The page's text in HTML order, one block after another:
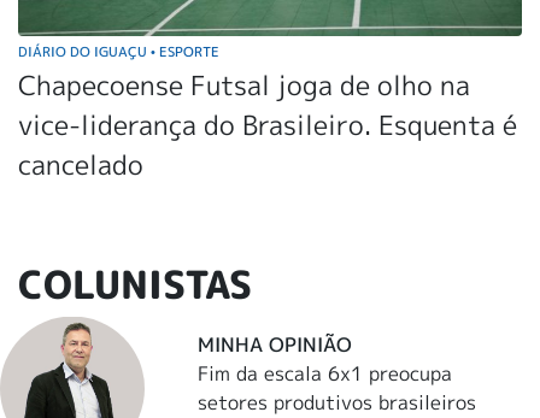
DIÁRIO DO IGUAÇU • ESPORTE
Chapecoense Futsal joga de olho na
vice-liderança do Brasileiro. Esquenta é
cancelado
COLUNISTAS
MINHA OPINIÃO
Fim da escala 6x1 preocupa
setores produtivos brasileiros